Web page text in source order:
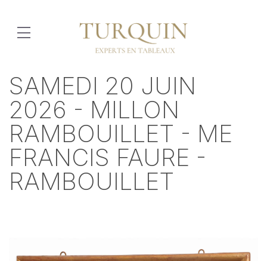
SAMEDI 20 JUIN
2026 - MILLON
RAMBOUILLET - ME
FRANCIS FAURE -
RAMBOUILLET